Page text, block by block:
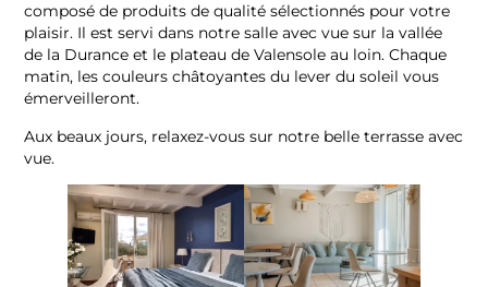
composé de produits de qualité sélectionnés pour votre
plaisir. Il est servi dans notre salle avec vue sur la vallée
de la Durance et le plateau de Valensole au loin. Chaque
matin, les couleurs châtoyantes du lever du soleil vous
émerveilleront.
Aux beaux jours, relaxez-vous sur notre belle terrasse avec
vue.